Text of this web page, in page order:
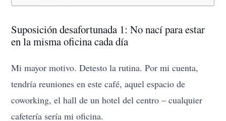
Suposición desafortunada 1: No nací para estar
en la misma oficina cada día
Mi mayor motivo. Detesto la rutina. Por mi cuenta,
tendría reuniones en este café, aquel espacio de
coworking, el hall de un hotel del centro – cualquier
cafetería sería mi oficina.